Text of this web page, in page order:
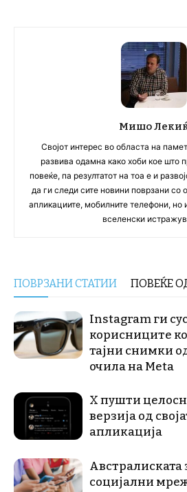
Мишо
Својот интерес во областа на
развива одамна како хоби кое што
повеќе, па резултатот на тоа е и
да ги следи сите новини поврзани со
апликациите, мобилните телефони, но
вселенски
ПОВРЗАНИ СТАТИИ ПОВЕЌЕ
Instagram ги
корисниците
тајни снимки
очила на Meta
X пушти
верзија од
апликација
Австралиската
социјални